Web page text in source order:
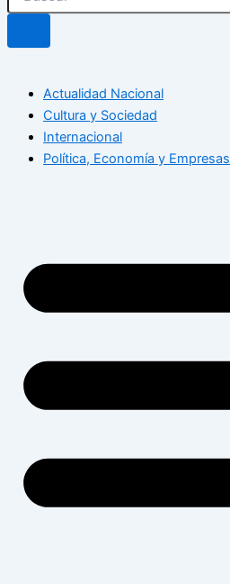
Actualidad Nacional
Cultura y Sociedad
Internacional
Política, Economía y Empresas